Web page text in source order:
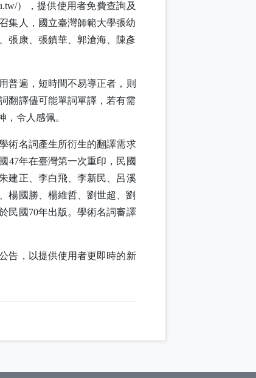
），提供使用者免費查詢及
集人，國立臺灣師範大學張幼
張康、張鎮華、郭滄海、陳彥
普遍，短時間不易導正者，則
翻譯儘可能單詞單譯，若有需
令人感佩。
術名詞產生所衍生的翻譯需求
47年在臺灣第一次重印，民國
建正、李白飛、李新民、呂溪
楊國勝、楊維哲、劉世超、劉
民國 70年出版。學術名詞審譯
告，以提供使用者更即時的新